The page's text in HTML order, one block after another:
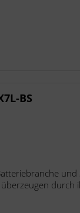
BS
und
durch